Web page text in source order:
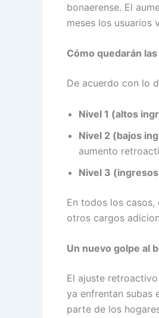
bonaerense. El
meses los usuarios
Cómo quedarán
De acuerdo con lo
Nivel 1 (altos
Nivel 2 (bajos
aumento
Nivel 3
En todos los
otros cargos
Un nuevo golpe al
El ajuste
ya enfrentan subas
parte de los